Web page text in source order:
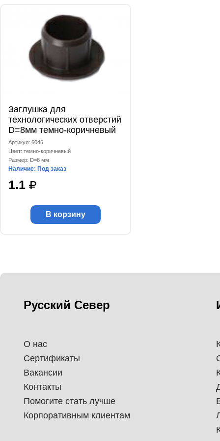
Заглушка для
технологических отверстий
D=8мм темно-коричневый
Артикул: 6046
Цвет: темно-коричневый
Размер: D=8 мм
Наличие: Под заказ
1.1
В корзину
Русский Север
О нас
Сертификаты
Вакансии
Контакты
Помогите стать лучше
Корпоративным клиентам